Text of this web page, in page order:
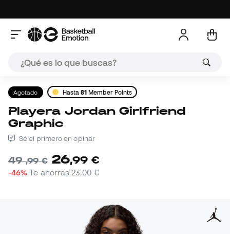
Agotado Hasta81 Member Points
Playera Jordan Girlfriend
Graphic
Sé el primero en opinar
49,99 € 26,99 €
-46% Te ahorras 23,00 €